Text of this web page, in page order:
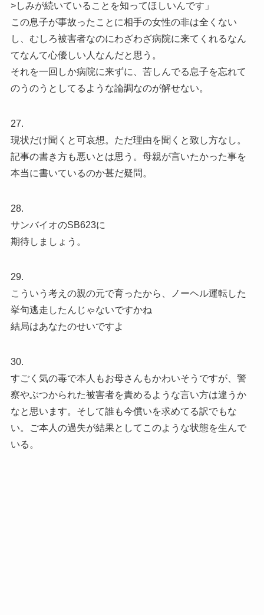
>しみが続いていることを知ってほしいんです」
この息子が事故ったことに相手の女性の非は全くない
し、むしろ被害者なのにわざわざ病院に来てくれるなん
てなんて心優しい人なんだと思う。
それを一回しか病院に来ずに、苦しんでる息子を忘れて
のうのうとしてるような論調なのが解せない。
27.
現状だけ聞くと可哀想。ただ理由を聞くと致し方なし。
記事の書き方も悪いとは思う。母親が言いたかった事を
本当に書いているのか甚だ疑問。
28.
サンバイオのSB623に
期待しましょう。
29.
こういう考えの親の元で育ったから、ノーヘル運転した
挙句逃走したんじゃないですかね
結局はあなたのせいですよ
30.
すごく気の毒で本人もお母さんもかわいそうですが、警
察やぶつかられた被害者を責めるような言い方は違うか
なと思います。そして誰も今償いを求めてる訳でもな
い。ご本人の過失が結果としてこのような状態を生んで
いる。